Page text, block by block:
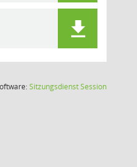
SitzungsdienstSession(Wird in